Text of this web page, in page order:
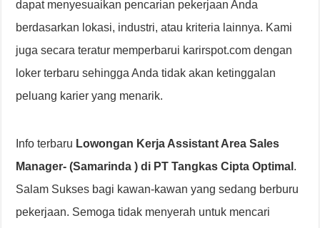
dapat menyesuaikan pencarian pekerjaan Anda
berdasarkan lokasi, industri, atau kriteria lainnya. Kami
juga secara teratur memperbarui karirspot.com dengan
loker terbaru sehingga Anda tidak akan ketinggalan
peluang karier yang menarik.
Info terbaru Lowongan Kerja Assistant Area Sales
Manager- (Samarinda ) di PT Tangkas Cipta Optimal .
Salam Sukses bagi kawan-kawan yang sedang berburu
pekerjaan. Semoga tidak menyerah untuk mencari